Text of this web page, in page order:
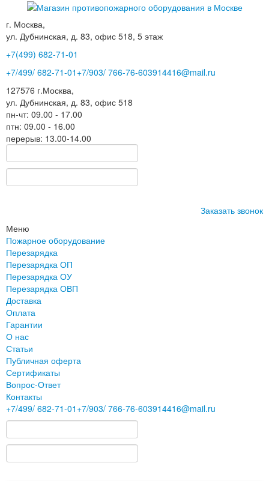
г. Москва,
ул. Дубнинская, д. 83, офис 518, 5 этаж
+7(499) 682-71-01
+7/499/ 682-71-01 +7/903/ 766-76-603914416@mail.ru
127576 г.Москва,
ул. Дубнинская, д. 83, офис 518
пн-чт: 09.00 - 17.00
птн: 09.00 - 16.00
перерыв: 13.00-14.00
Заказать звонок
Меню
Пожарное оборудование
Перезарядка
Перезарядка ОП
Перезарядка ОУ
Перезарядка ОВП
Доставка
Оплата
Гарантии
О нас
Статьи
Публичная оферта
Сертификаты
Вопрос-Ответ
Контакты
+7/499/ 682-71-01 +7/903/ 766-76-603914416@mail.ru